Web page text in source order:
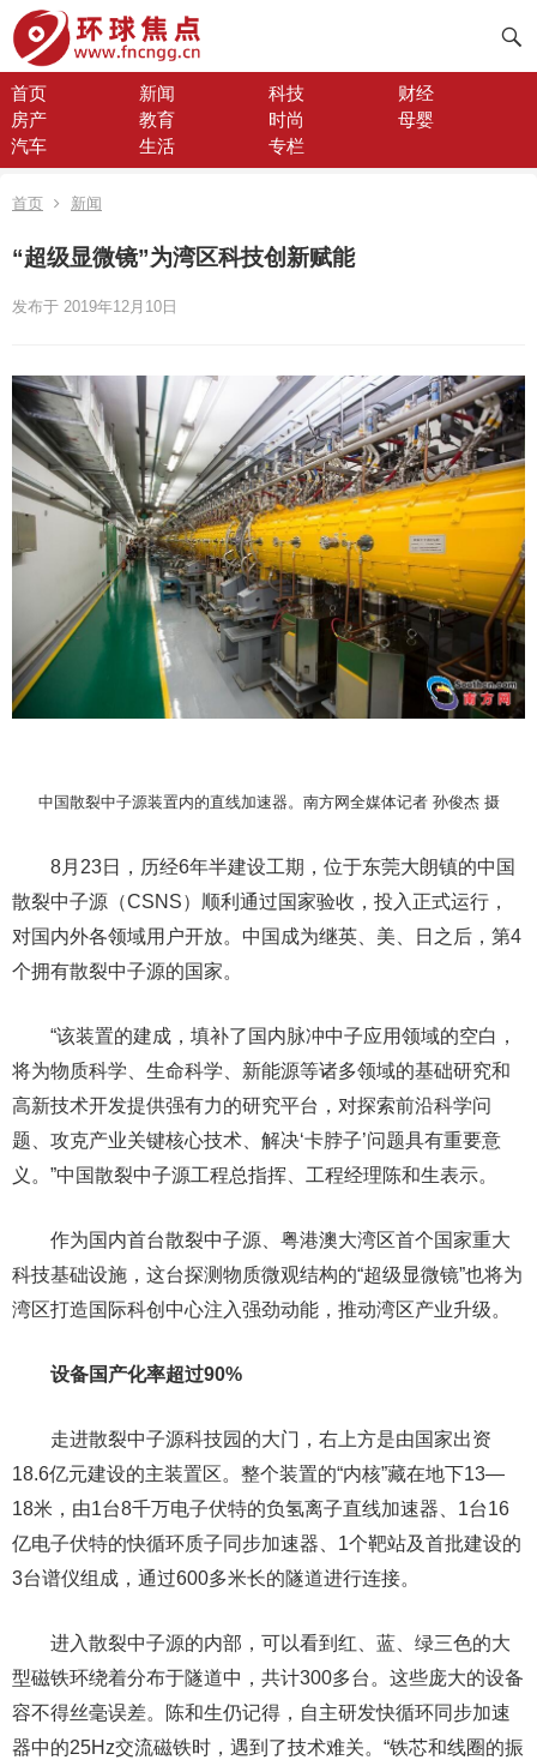
首页 新闻 科技
财经
房产
教育 时尚
母婴
汽车
生活 专栏
首页 新闻
“超级显微镜”为湾区科技创新赋能
发布于 2019年12月10日
中国散裂中子源装置内的直线加速器。南方网全媒体记者 孙俊杰 摄
8月23日，历经6年半建设工期，位于东莞大朗镇的中国
散裂中子源（CSNS）顺利通过国家验收，投入正式运行，
对国内外各领域用户开放。中国成为继英、美、日之后，第4
个拥有散裂中子源的国家。
“该装置的建成，填补了国内脉冲中子应用领域的空白，
将为物质科学、生命科学、新能源等诸多领域的基础研究和
高新技术开发提供强有力的研究平台，对探索前沿科学问
题、攻克产业关键核心技术、解决‘卡脖子’问题具有重要意
义。”中国散裂中子源工程总指挥、工程经理陈和生表示。
作为国内首台散裂中子源、粤港澳大湾区首个国家重大
科技基础设施，这台探测物质微观结构的“超级显微镜”也将为
湾区打造国际科创中心注入强劲动能，推动湾区产业升级。
设备国产化率超过90%
走进散裂中子源科技园的大门，右上方是由国家出资
18.6亿元建设的主装置区。整个装置的“内核”藏在地下13—
18米，由1台8千万电子伏特的负氢离子直线加速器、1台16
亿电子伏特的快循环质子同步加速器、1个靶站及首批建设的
3台谱仪组成，通过600多米长的隧道进行连接。
进入散裂中子源的内部，可以看到红、蓝、绿三色的大
型磁铁环绕着分布于隧道中，共计300多台。这些庞大的设备
容不得丝毫误差。陈和生仍记得，自主研发快循环同步加速
器中的25Hz交流磁铁时，遇到了技术难关。“铁芯和线圈的振